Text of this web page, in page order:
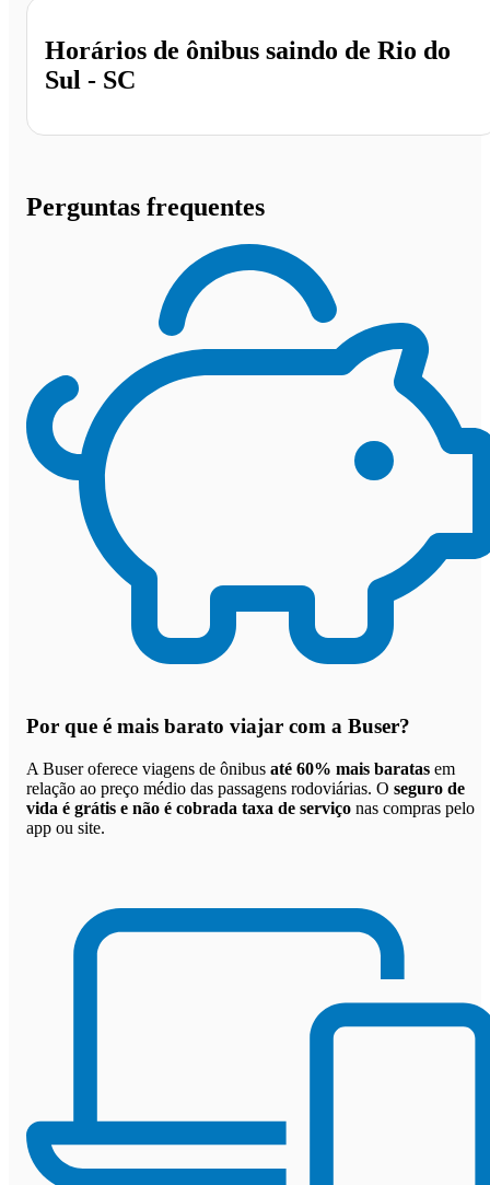
Horários de ônibus saindo de Rio do
Sul - SC
Perguntas frequentes
Por que é mais barato viajar com a Buser?
A Buser oferece viagens de ônibus até 60% mais baratas em
relação ao preço médio das passagens rodoviárias. O seguro de
vida é grátis e não é cobrada taxa de serviço nas compras pelo
app ou site.